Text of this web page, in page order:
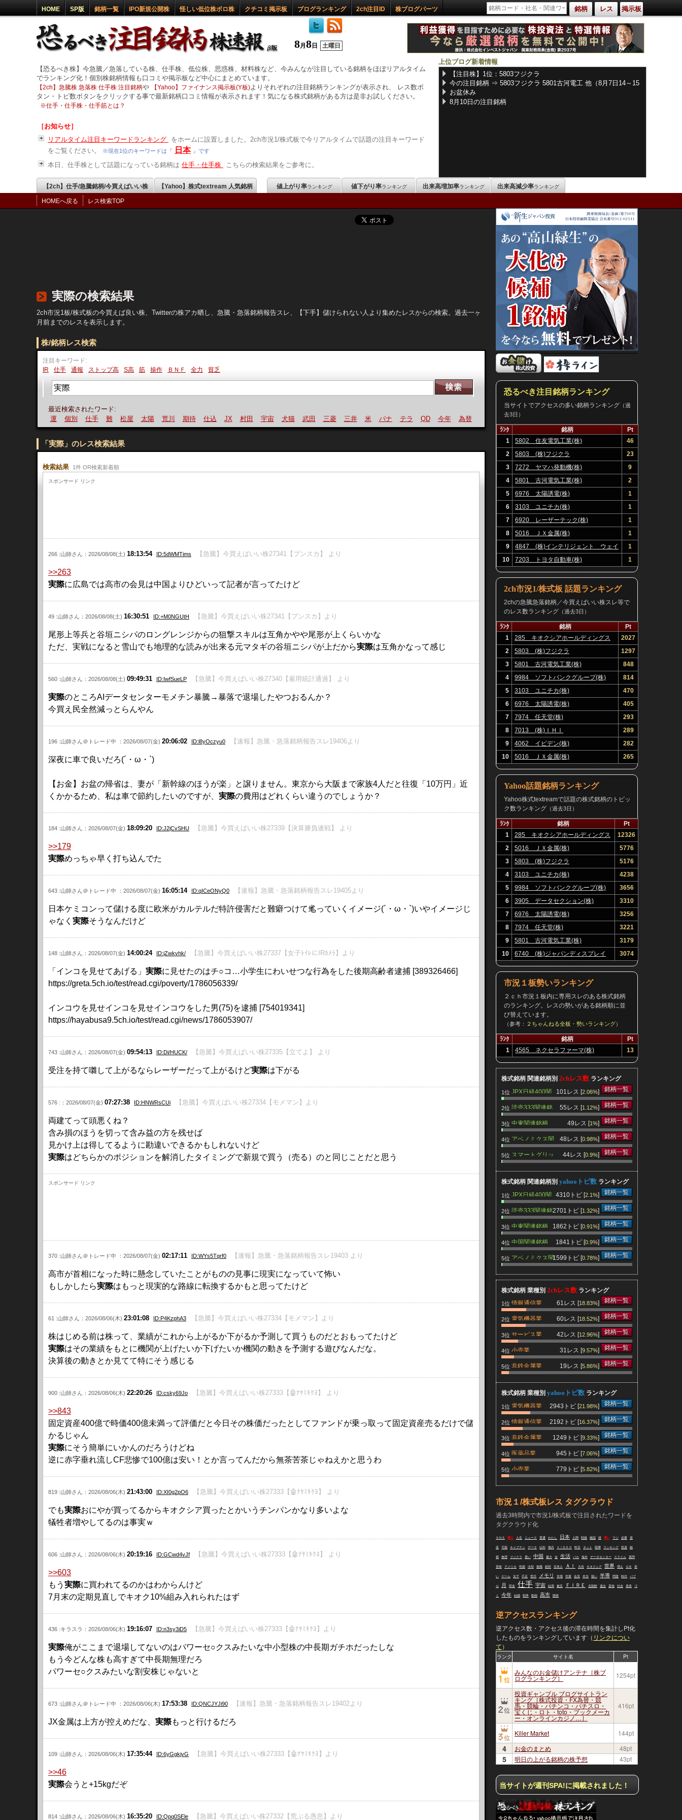
HOME SP版 銘柄一覧 IPO新規公開株 怪しい低位株ボロ株 クチコミ掲示板 ブログランキング 2ch注目ID 株ブログパーツ 銘柄 レス 掲示板
8月 8 日 土曜日
【恐るべき株】今急騰／急落している株、仕手株、低位株、思惑株、材料株など、今みんなが注目している銘柄をほぼリアルタイム
でランキング化！個別株銘柄情報も口コミや掲示板など中心にまとめています。
【2ch】急騰株 急落株 仕手株 注目銘柄や 【Yahoo】ファイナンス掲示板(Y板)よりそれぞれの注目銘柄ランキングが表示され、 レス数ボ
タン・トピ数ボタンをクリックする事で最新銘柄口コミ情報が表示されます！気になる株式銘柄がある方は是非お試しください。
※仕手・仕手株・仕手筋とは？
［お知らせ］
リアルタイム注目キーワードランキング
をホームに設置しました。2ch市況1/株式板で今リアルタイムで話題の注目キーワード
をご覧ください。
※現在1位のキーワードは『 日本 』です
本日、仕手株として話題になっている銘柄は 仕手・仕手株 こちらの検索結果をご参考に。
上位ブログ新着情報
【注目株】1位：5803フジクラ
今の注目銘柄 ⇒ 5803フジクラ 5801古河電工 他（8月7日14～15
時）ランキング
お盆休み
8月10日の注目銘柄
【2ch】仕手/急騰銘柄/今買えばいい株 【Yahoo】株式textream 人気銘柄 値上がり率ランキング 値下がり率ランキング 出来高増加率ランキング 出来高減少率ランキング
HOMEへ戻る レス検索TOP
実際の検索結果
2ch市況1板/株式板の今買えば良い株、Twitterの株アカ晒し、急騰・急落銘柄報告スレ、【下手】儲けられない人より集めたレスからの検索。過去一ヶ
月前までのレスを表示します。
株/銘柄レス検索
注目キーワード:
IR
仕手 通報 ストップ高 S高 筋 操作 ＢＮＦ 全力 貧乏
最近検索されたワード:
運
個別 仕手 難 松屋 太陽 荒川 期待 仕込 JX 村田 宇宙 犬猫 武田 三菱 三井 米 パナ テラ QD 今年 為替
「実際」のレス検索結果
検索結果 1件 OR検索新着順
スポンサード リンク
266 :山師さん：2026/08/08(土) 18:13:54 ID:5dWMTims 【急騰】今買えばいい株27341【プンスカ】 より
>>263
実際に広島では高市の会見は中国よりひどいって記者が言ってたけど
49 :山師さん：2026/08/08(土) 16:30:51 ID:+M0NGUtH 【急騰】今買えばいい株27341【プンスカ】より
尾形上等兵と谷垣ニシパのロングレンジからの狙撃スキルは互角かやや尾形が上くらいかな
ただ、実戦になると雪山でも地理的な読みが出来る元マタギの谷垣ニシパが上だから実際は互角かなって感じ
560 :山師さん：2026/08/08(土) 09:49:31 ID:IwfSueLP 【急騰】今買えばいい株27340【雇用統計通過】 より
実際のところAIデータセンターモメチン暴騰→暴落で退場したやつおるんか？
今買え民全然減っとらんやん
196 :山師さん＠トレード中 ：2026/08/07(金) 20:06:02 ID:l8yOczyu0 【速報】急騰・急落銘柄報告スレ19406より
深夜に車で良いだろ(´・ω・`)
【お金】お盆の帰省は、妻が「新幹線のほうが楽」と譲りません。東京から大阪まで家族4人だと往復「10万円」近
くかかるため、私は車で節約したいのですが、 実際の費用はどれくらい違うのでしょうか？
184 :山師さん：2026/08/07(金) 18:09:20 ID:J2jCvSHU 【急騰】今買えばいい株27339【決算勝負連戦】 より
>>179
実際めっちゃ早く打ち込んでた
643 :山師さん＠トレード中 ：2026/08/07(金) 16:05:14 ID:qICeONyQ0 【速報】急騰・急落銘柄報告スレ19405より
日本ケミコンって儲ける度に欧米がカルテルだ特許侵害だと難癖つけて毟っていくイメージ(´・ω・`)いやイメージじ
ゃなく 実際そうなんだけど
148 :山師さん：2026/08/07(金) 14:00:24 ID:jZwkvhk/ 【急騰】今買えばいい株27337【女子ﾄｲﾚにIRｶﾒﾗ】より
「インコを見せてあげる」 実際に見せたのはチ○コ…小学生にわいせつな行為をした後期高齢者逮捕 [389326466]
https://greta.5ch.io/test/read.cgi/poverty/1786056339/
インコウを見せインコを見せインコウをした男(75)を逮捕 [754019341]
https://hayabusa9.5ch.io/test/read.cgi/news/1786053907/
743 :山師さん：2026/08/07(金) 09:54:13 ID:Di/HUCK/ 【急騰】今買えばいい株27335【立てよ】 より
受注を持て囃して上がるならレーザーだって上がるけど実際は下がる
576 :：2026/08/07(金) 07:27:38 ID:HNWRsCUi 【急騰】今買えばいい株27334【モメマン】より
両建てって頭悪くね？
含み損のほうを切って含み益の方を残せば
見かけ上は得してるように勘違いできるかもしれないけど
実際はどちらかのポジションを解消したタイミングで新規で買う（売る）のと同じことだと思う
スポンサード リンク
370 :山師さん＠トレード中 ：2026/08/07(金) 02:17:11 ID:WYs5Tqrf0 【速報】急騰・急落銘柄報告スレ19403 より
高市が首相になった時に懸念していたことがものの見事に現実になっていて怖い
もしかしたら実際はもっと現実的な路線に転換するかもと思ってたけど
61 :山師さん：2026/08/06(木) 23:01:08 ID:P4KzphA3 【急騰】今買えばいい株27334【モメマン】より
株はじめる前は株って、業績がこれから上がるか下がるか予測して買うものだとおもってたけど
実際はその業績をもとに機関が上げたいか下げたいか機関の動きを予測する遊びなんだな。
決算後の動きとか見てて特にそう感じる
900 :山師さん：2026/08/06(木) 22:20:26 ID:csky69Jo 【急騰】今買えばいい株27333【🤖ﾅﾔﾐｷｸﾖ】 より
>>843
固定資産400億で時価400億未満って評価だと今日その株価だったとしてファンドが乗っ取って固定資産売るだけで儲
かるじゃん
実際にそう簡単にいかんのだろうけどね
逆に赤字垂れ流しCF悲惨で100億は安い！とか言ってんだから無茶苦茶じゃねえかと思うわ
819 :山師さん：2026/08/06(木) 21:43:00 ID:XI0g2pO6 【急騰】今買えばいい株27333【🤖ﾅﾔﾐｷｸﾖ】 より
でも実際おにやが買ってるからキオクシア買ったとかいうチンパンかなり多いよな
犠牲者増やしてるのは事実ｗ
606 :山師さん：2026/08/06(木) 20:19:16 ID:GCwd4vJf 【急騰】今買えばいい株27333【🤖ﾅﾔﾐｷｸﾖ】 より
>>603
もう 実際に買われてるのかはわからんけど
7月末の定期見直しでキオク10%組み入れられたはず
436 :キラスラ：2026/08/06(木) 19:16:07 ID:n3sy3iD5 【急騰】今買えばいい株27333【🤖ﾅﾔﾐｷｸﾖ】より
実際俺がここまで退場してないのはパワーセ○クスみたいな中小型株の中長期ガチホだったしな
もう今どんな株も高すぎて中長期無理だろ
パワーセ○クスみたいな割安株じゃないと
673 :山師さん＠トレード中 ：2026/08/06(木) 17:53:38 ID:QNCJYJi90 【速報】急騰・急落銘柄報告スレ19402より
JX金属は上方が控えめだな、 実際もっと行けるだろ
109 :山師さん：2026/08/06(木) 17:35:44 ID:6yGgkjvG 【急騰】今買えばいい株27333【🤖ﾅﾔﾐｷｸﾖ】より
>>46
実際会うと+15kgだぞ
814 :山師さん：2026/08/06(木) 16:35:20 ID:Qpq0SEle 【急騰】今買えばいい株27332【荒ぶる愚息】より
恐るべき注目銘柄ランキング
当サイトでアクセスの多い銘柄ランキング（過
去3日）
ﾗﾝｸ 銘柄
Pt
1
5802 住友電気工業(株)
46
2
5803 (株)フジクラ
23
3
7272 ヤマハ発動機(株)
9
4
5801 古河電気工業(株)
2
5
6976 太陽誘電(株)
1
6
3103 ユニチカ(株)
1
7
6920 レーザーテック(株)
1
8
5016 ＪＸ金属(株)
1
9
4847 (株)インテリジェント ウェイ
ブ
1
10
7203 トヨタ自動車(株) 1
2ch市況1/株式板 話題ランキング
2chの急騰急落銘柄／今買えばいい株スレ等で
のレス数ランキング（過去3日）
ﾗﾝｸ 銘柄
Pt
1
285 キオクシアホールディングス
(株)
2027
2
5803 (株)フジクラ
1297
3
5801 古河電気工業(株)
848
4
9984 ソフトバンクグループ(株)
814
5
3103 ユニチカ(株)
470
6
6976 太陽誘電(株)
405
7
7974 任天堂(株)
293
8
7013 (株)ＩＨＩ
289
9
4062 イビデン(株)
282
10
5016 ＪＸ金属(株) 265
Yahoo話題銘柄ランキング
Yahoo株式textreamで話題の株式銘柄のトピッ
ク数ランキング（過去3日）
ﾗﾝｸ 銘柄
Pt
1
285 キオクシアホールディングス
(株)
12326
2
5016 ＪＸ金属(株)
5776
3
5803 (株)フジクラ
5176
4
3103 ユニチカ(株)
4238
5
9984 ソフトバンクグループ(株)
3656
6
3905 データセクション(株)
3310
7
6976 太陽誘電(株)
3256
8
7974 任天堂(株)
3221
9
5801 古河電気工業(株)
3179
10
6740 (株)ジャパンディスプレイ 3074
市況１板勢いランキング
２ｃｈ市況１板内に専用スレのある株式銘柄
のランキング。レスの勢いがある銘柄順に並
び替えています。
（参考：２ちゃんねる全板・勢いランキング）
ﾗﾝｸ 銘柄
Pt
1
4565 ネクセラファーマ(株) 13
株式銘柄 関連銘柄別 2chレス数 ランキング
1位 JPX日経400関
連銘柄
101レス [2.06%] 銘柄一覧
2位 読売333関連銘
柄
55レス [1.12%] 銘柄一覧
3位 中東関連銘柄 49レス [1%] 銘柄一覧
4位 アベノミクス関
連銘柄
48レス [0.98%] 銘柄一覧
5位 スマートグリッ
ド関連銘柄
44レス [0.9%] 銘柄一覧
株式銘柄 関連銘柄別 yahooトピ数 ランキング
1位 JPX日経400関
連銘柄
4310トピ [2.1%] 銘柄一覧
2位 読売333関連銘
柄
2701トピ [1.32%] 銘柄一覧
3位 中東関連銘柄 1862トピ [0.91%] 銘柄一覧
4位 中国関連銘柄 1841トピ [0.9%] 銘柄一覧
5位 アベノミクス関
連銘柄
1599トピ [0.78%] 銘柄一覧
株式銘柄 業種別 2chレス数 ランキング
1位 情報通信業 61レス [18.83%] 銘柄一覧
2位 電気機器業 60レス [18.52%] 銘柄一覧
3位 サービス業 42レス [12.96%] 銘柄一覧
4位 小売業 31レス [9.57%] 銘柄一覧
5位 非鉄金属業 19レス [5.86%] 銘柄一覧
株式銘柄 業種別 yahooトピ数 ランキング
1位 電気機器業 2943トピ [21.98%] 銘柄一覧
2位 情報通信業 2192トピ [16.37%] 銘柄一覧
3位 非鉄金属業 1249トピ [9.33%] 銘柄一覧
4位 医薬品業 945トピ [7.06%] 銘柄一覧
5位 小売業 779トピ [5.82%] 銘柄一覧
市況１/株式板レス タグクラウド
過去3時間内で市況1/株式板で注目されたワードを
タグクラウド化
ＳＮＳ 買え 人生 ニュース 普通 わたし 日本 人間 戦後 確認 誰 買い マジ 必要 資
産 可能 キャプテン データ 以外 徴兵 ＶＩＤＥＯ 昨日 ネット 喧嘩 ランキング 投資 銘
柄 無理 フジクラ 悪い 中国 最大 金 生活 バカ 海外 データセンター スライム 質問
意味 アメリカ 性能 冷却 無職 絶対 日本人 ＡＩ 大谷 キオクシア 世界 増え ＧＢ 若
い ゲーム 女子 不足 世代 メモリ 市場 作業 会見 本当 疑い 半導 問題 時代 バブ
ル 月 田舎 仕手 宇宙 結局 被災 ＦＩＲＥ 北朝鮮 過去 基地 社会 発表 ゴ
ミ 今年 結婚 戦争 動画 高市 開発
逆アクセスランキング
逆アクセス数・アクセス後の滞在時間を集計しPt化
したものをランキングしています（ リンクについ
て）
ランク サイト名 Pt
みんなのお金儲けアンテナ［株ブ
ログランキング］ 1254pt
投資ギャンブル ブログサイトラン
キング［株式投資・FX為替・競
馬・競輪・パチンコ・パチスロ・
宝くじ・ロト・toto・ブックメーカ
ー・オンラインカジノ…］
416pt
Killer Market 144pt
4 お金のまとめ 48pt
5 明日の上がる銘柄の株予想 43pt
当サイトが週刊SPA!に掲載されました！